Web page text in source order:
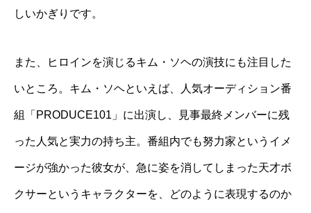
しいかぎりです。
また、ヒロインを演じるキム・ソヘの演技にも注目した
いところ。キム・ソヘといえば、人気オーディション番
組「PRODUCE101」に出演し、見事最終メンバーに残
った人気と実力の持ち主。番組内でも努力家というイメ
ージが強かった彼女が、急に姿を消してしまった天才ボ
クサーというキャラクターを、どのように表現するのか